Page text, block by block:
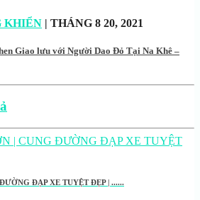
KHIỂN | THÁNG 8 20, 2021
Giao lưu với Người Dao Đỏ Tại Na Khê –
ĐẠP XE TUYỆT ĐẸP | ......